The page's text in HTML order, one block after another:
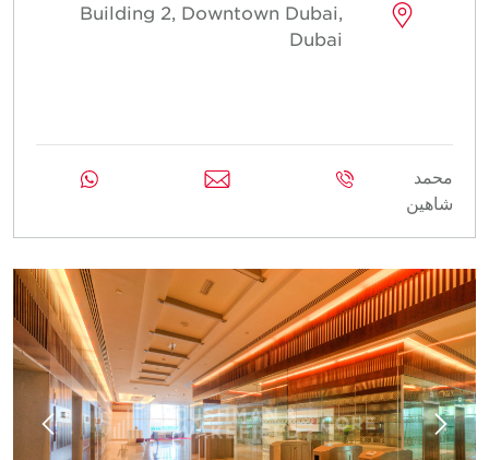
Building 2, Downtown Dubai,
Dubai
محمد
شاهين